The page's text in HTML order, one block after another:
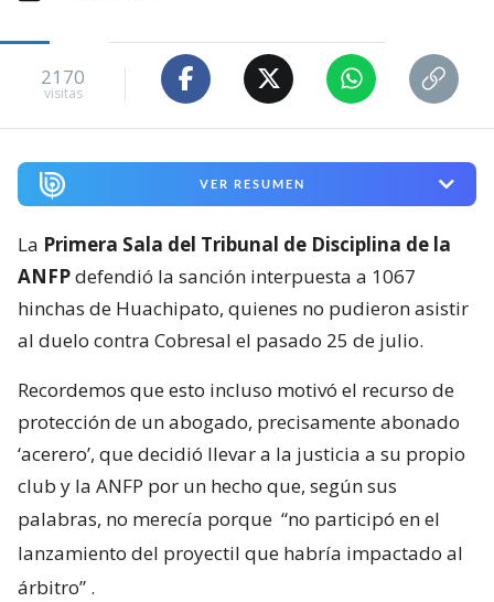
2170
visitas
VER RESUMEN
La Primera Sala del Tribunal de Disciplina de la
ANFPdefendió la sanción interpuesta a 1067
hinchas de Huachipato, quienes no pudieron asistir
al duelo contra Cobresal el pasado 25 de julio.
Recordemos que esto incluso motivó el recurso de
protección de un abogado, precisamente abonado
‘acerero’, que decidió llevar a la justicia a su propio
club y la ANFP por un hecho que, según sus
palabras, no merecía porque “no participó en el
lanzamiento del proyectil que habría impactado al
árbitro” .